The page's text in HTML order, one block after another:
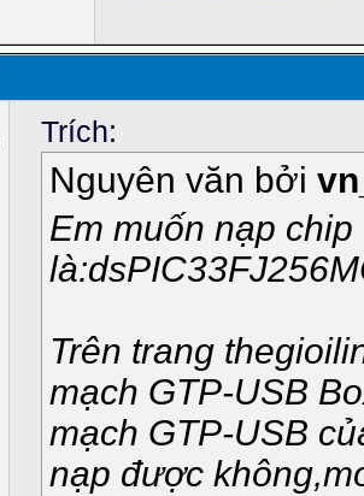
Trích:
Nguyên văn bởi
Em muốn nạp
Trên trang
mạch GTP-USB
mạch GTP-USB
nạp được